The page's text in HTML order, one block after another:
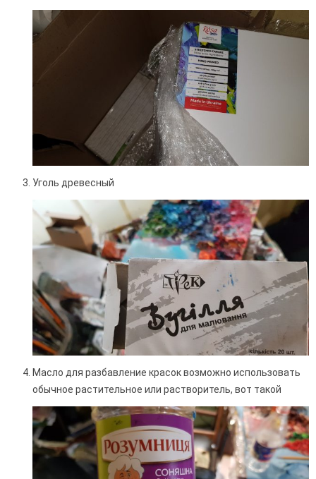
Уголь древесный
Масло для разбавление красок возможно использовать
обычное растительное или растворитель, вот такой